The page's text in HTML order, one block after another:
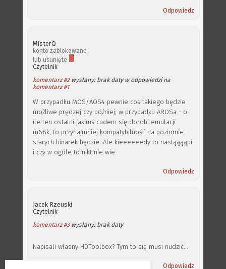
Odpowiedz
MisterQ
konto zablokowane
lub usunięte
Czytelnik
komentarz #2wysłany: brak daty w odpowiedzi na
komentarz #1
W przypadku MOS/AOS4 pewnie coś takiego będzie
możliwe prędzej czy później; w przypadku AROSa - o
ile ten ostatni jakimś cudem się dorobi emulacji
m68k, to przynajmniej kompatybilność na poziomie
starych binarek będzie. Ale kieeeeeedy to nastąąąąpi
i czy w ogóle to nikt nie wie.
Odpowiedz
Jacek Rzeuski
Czytelnik
komentarz #3wysłany: brak daty
Napisali własny HDToolbox? Tym to się musi nudzić...
Odpowiedz